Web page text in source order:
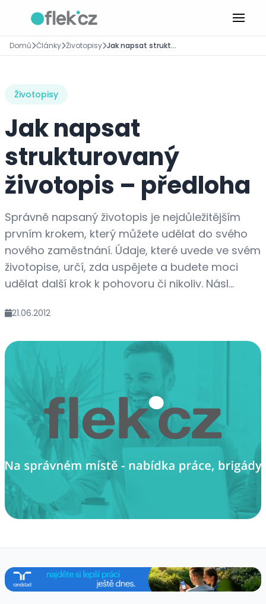
Domů Články Životopisy Jak napsat strukturovaný životopis – předloha
Životopisy
Jak napsat
strukturovaný
životopis – předloha
Správně napsaný životopis je nejdůležitějším
prvním krokem, který můžete udělat do svého
nového zaměstnání. Údaje, které uvede ve svém
životopise, určí, zda uspějete a budete moci
udělat další krok k pohovoru či nikoliv. Násl...
21.06.2012